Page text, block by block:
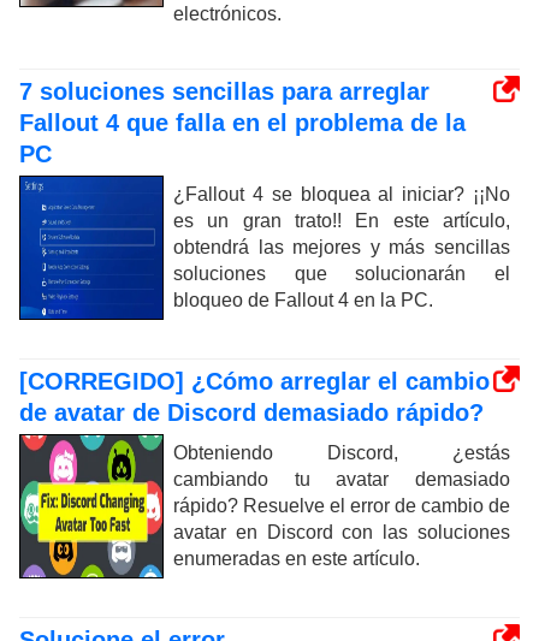
electrónicos.
7 soluciones sencillas para arreglar
Fallout 4 que falla en el problema de la
PC
¿Fallout 4 se bloquea al iniciar? ¡¡No
es un gran trato!! En este artículo,
obtendrá las mejores y más sencillas
soluciones que solucionarán el
bloqueo de Fallout 4 en la PC.
[CORREGIDO] ¿Cómo arreglar el cambio
de avatar de Discord demasiado rápido?
Obteniendo Discord, ¿estás
cambiando tu avatar demasiado
rápido? Resuelve el error de cambio de
avatar en Discord con las soluciones
enumeradas en este artículo.